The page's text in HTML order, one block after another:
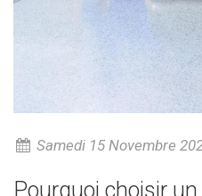
Samedi 15 Novembre
Pourquoi choisir